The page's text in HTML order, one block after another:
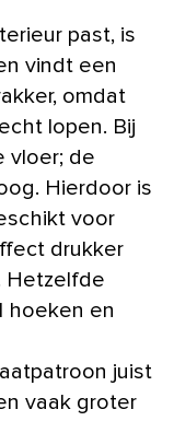
past, is
vindt een
omdat
lopen. Bij
vloer; de
Hierdoor is
voor
drukker
Hetzelfde
hoeken en
juist
vaak groter